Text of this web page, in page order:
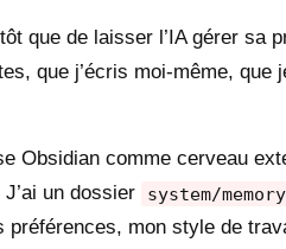
que de laisser l’IA gérer sa
que j’écris moi-même,
Obsidian comme cerveau
un dossier
system/
préférences, mon style de